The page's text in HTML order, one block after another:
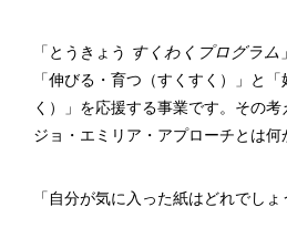
お問い合わせ
寄附のご案
「とうきょう すくわくプログラム
「伸びる・育つ（すくすく）」と
く）」を応援する事業です。その
ジョ・エミリア・アプローチとは何
「自分が気に入った紙はどれでしょ